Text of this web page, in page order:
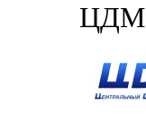
ЦДМ